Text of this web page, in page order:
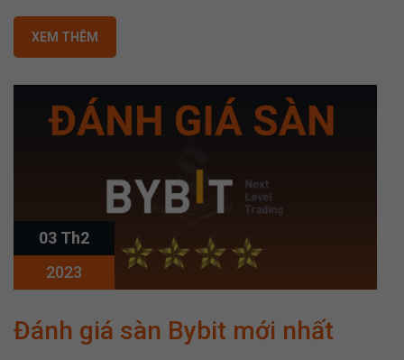
XEM THÊM
03 Th2
2023
Đánh giá sàn Bybit mới nhất